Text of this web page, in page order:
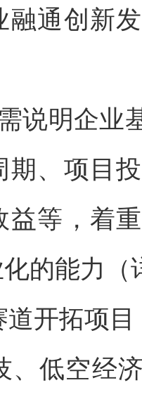
融通创新
说明企业
期、项目
益等，着
的能力（
道开拓项目
、低空经